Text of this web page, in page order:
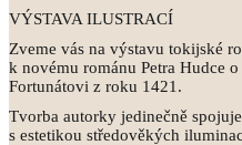
VÝSTAVA ILUSTRACÍ
Zveme vás na výstavu tokijské
k novému románu Petra Hudce
Fortunátovi z roku 1421.
Tvorba autorky jedinečně
s estetikou středověkých